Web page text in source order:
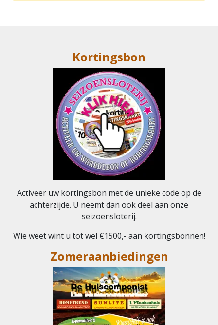
Kortingsbon
Activeer uw kortingsbon met de unieke code op de
achterzijde. U neemt dan ook deel aan onze
seizoensloterij.
Wie weet wint u tot wel €1500,- aan kortingsbonnen!
Zomeraanbiedingen